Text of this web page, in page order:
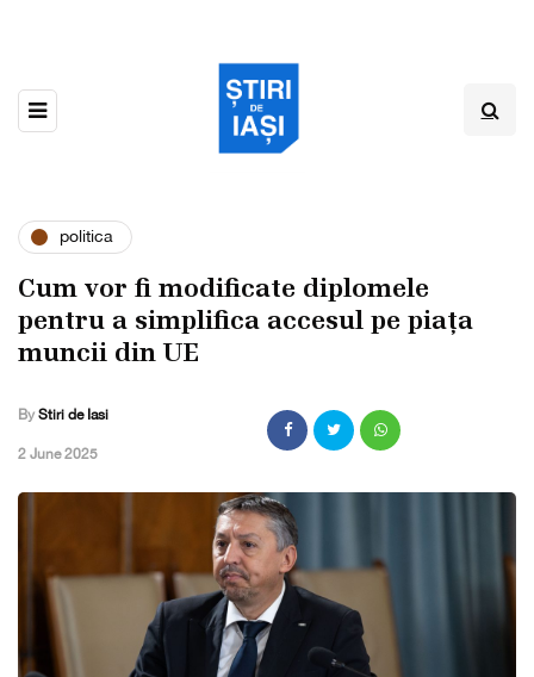
politica
Cum vor fi modificate diplomele
pentru a simplifica accesul pe piața
muncii din UE
By Stiri de Iasi
,2 June 2025